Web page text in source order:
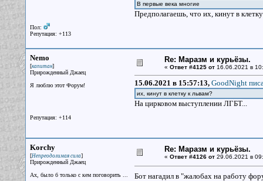
Пол:
Репутация: +113
В первые века многие
Предполагаешь, что их, кинут в
Nemo
[капитан]
Прирожденный Джаец
Я люблю этот Форум!
Репутация: +114
Re: Маразм и курьёзы.
« Ответ #4125 от16.06.2021 в
15.06.2021 в 15:57:13, GoodNight
их, кинут в клетку к львам?
На цирковом выступлении ЛГБТ...
Korchy
[Непреодолимая сила]
Прирожденный Джаец
Ах, было б только с кем поговорить ...
Re: Маразм и курьёзы.
« Ответ #4126 от29.06.2021 в
Бот нагадил в "жалобах на работу